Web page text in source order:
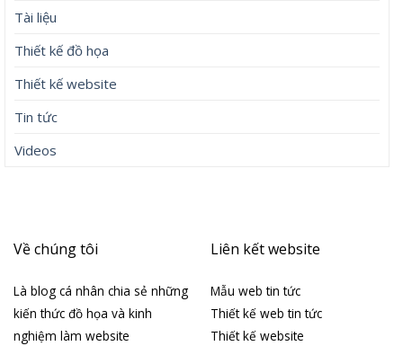
Tài liệu
Thiết kế đồ họa
Thiết kế website
Tin tức
Videos
Về chúng tôi
Là blog cá nhân chia sẻ những
kiến thức đồ họa và kinh
nghiệm làm website
Liên kết website
Mẫu web tin tức
Thiết kế web tin tức
Thiết kế website